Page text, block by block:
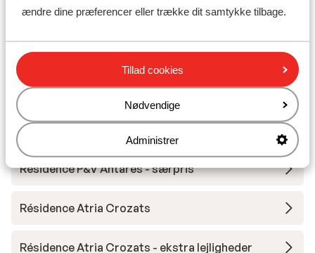
ændre dine præferencer eller trække dit samtykke tilbage.
Tillad cookies
Nødvendige
Administrer
Résidence PV Premium Amara
Résidence P&V Premium L'Amara - Særpris
Club Belambra Les Cimes du Soleil
Résidence Antares - Ekstra indkøbt!
Résidence P&V Antarès - særpris
Résidence Atria Crozats
Résidence Atria Crozats - ekstra lejligheder